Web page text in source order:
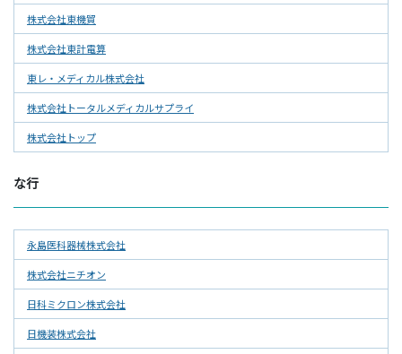
株式会社東機貿
株式会社東計電算
東レ・メディカル株式会社
株式会社トータルメディカルサプライ
株式会社トップ
な行
永島医科器械株式会社
株式会社ニチオン
日科ミクロン株式会社
日機装株式会社